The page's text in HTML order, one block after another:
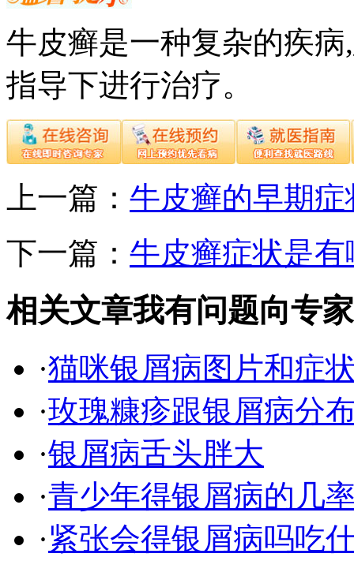
牛皮癣是一种复杂的疾
指导下进行治疗。
上一篇： 牛皮癣的早期
下一篇： 牛皮癣症状是有
相关文章我有问题向专
·猫咪银屑病图片和症
·玫瑰糠疹跟银屑病分
·银屑病舌头胖大
·青少年得银屑病的几
·紧张会得银屑病吗吃